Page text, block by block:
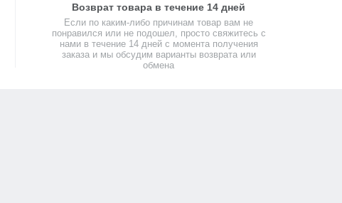
Возврат товара в течение 14 дней
Если по каким-либо причинам товар вам не
понравился или не подошел, просто свяжитесь с
нами в течение 14 дней с момента получения
заказа и мы обсудим варианты возврата или
обмена